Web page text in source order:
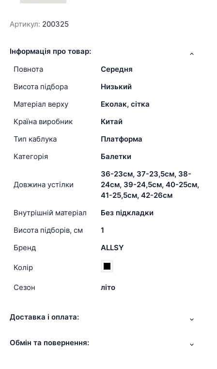
Артикул: 200325
Інформація про товар:
Повнота
Середня
Висота підбора
Низький
Матеріал верху
Еколак, сітка
Країна виробник
Китай
Тип каблука
Платформа
Категорія
Балетки
Довжина устілки
36-23см, 37-23,5см, 38-
24см, 39-24,5см, 40-25см,
41-25,5см, 42-26см
Внутрішній матеріал
Без підкладки
Висота підборів, см
1
Бренд
ALLSY
Колір
Сезон літо
Доставка і оплата:
Обмін та повернення: